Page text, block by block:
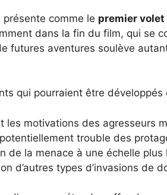
présente comme le premier volet
dans la fin du film, qui se
futures aventures soulève
qui pourraient être développés
les motivations des agresseurs
trouble des
de la menace à une échelle plus
d’autres types d’invasions de